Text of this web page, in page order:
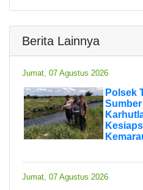
Berita Lainnya
Jumat, 07 Agustus 2026
Polsek
Jumat, 07 Agustus 2026